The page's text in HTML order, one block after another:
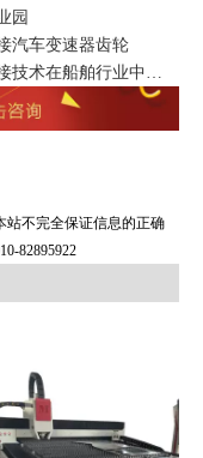
园
汽车变速器齿轮
激光焊接技术在船舶行业中的应用
站不完全保证信息的正确
82895922